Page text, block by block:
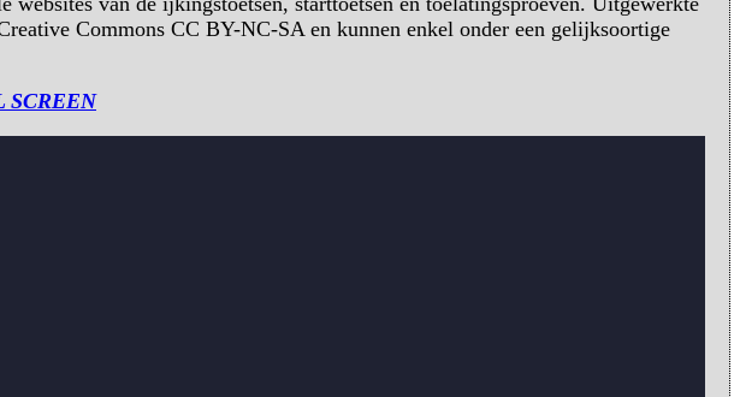
Commons CC BY-NC-SA en kunnen enkel onder een gelijksoortige
SCREEN